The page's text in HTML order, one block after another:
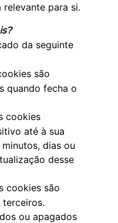
para si.
da seguinte
são
quando fecha o
cookies
até à sua
dias ou
desse
cookies são
ou apagados